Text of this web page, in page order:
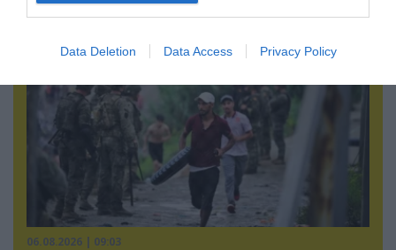
Data Deletion Data Access Privacy Policy
06.08.2026 | 09:03